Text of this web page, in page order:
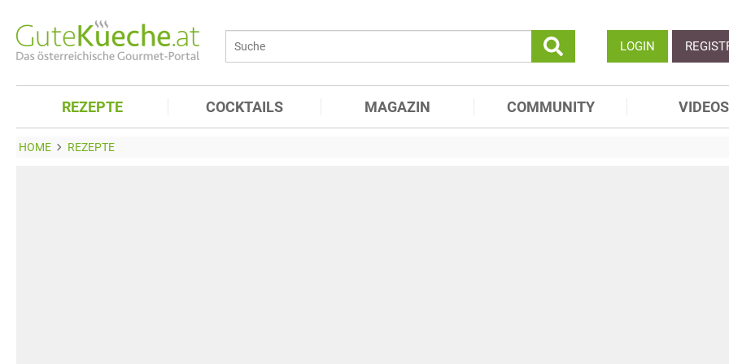
LOGIN
REZEPTE COCKTAILS MAGAZIN COMMUNITY VIDEOS
HOME REZEPTE